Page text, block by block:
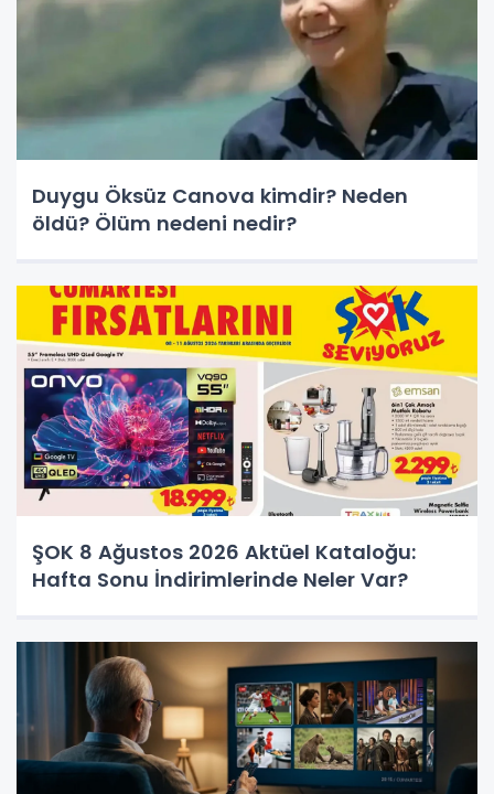
Duygu Öksüz Canova kimdir? Neden
öldü? Ölüm nedeni nedir?
ŞOK 8 Ağustos 2026 Aktüel Kataloğu:
Hafta Sonu İndirimlerinde Neler Var?